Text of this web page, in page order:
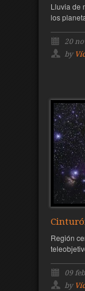
Lluvia de
los
20
by
Región
09
by